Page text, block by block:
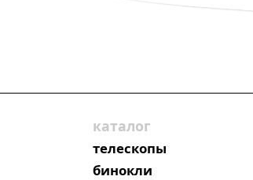
каталог
телескопы
бинокли